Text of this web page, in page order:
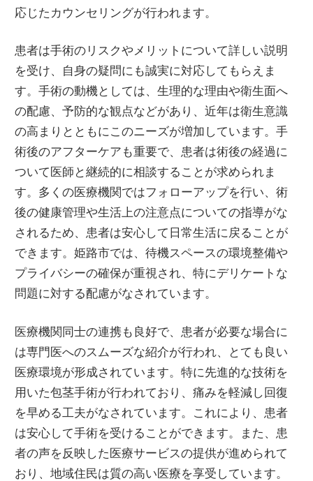
応じたカウンセリングが行われます。
患者は手術のリスクやメリットについて詳しい説明
を受け、自身の疑問にも誠実に対応してもらえま
す。手術の動機としては、生理的な理由や衛生面へ
の配慮、予防的な観点などがあり、近年は衛生意識
の高まりとともにこのニーズが増加しています。手
術後のアフターケアも重要で、患者は術後の経過に
ついて医師と継続的に相談することが求められま
す。多くの医療機関ではフォローアップを行い、術
後の健康管理や生活上の注意点についての指導がな
されるため、患者は安心して日常生活に戻ることが
できます。姫路市では、待機スペースの環境整備や
プライバシーの確保が重視され、特にデリケートな
問題に対する配慮がなされています。
医療機関同士の連携も良好で、患者が必要な場合に
は専門医へのスムーズな紹介が行われ、とても良い
医療環境が形成されています。特に先進的な技術を
用いた包茎手術が行われており、痛みを軽減し回復
を早める工夫がなされています。これにより、患者
は安心して手術を受けることができます。また、患
者の声を反映した医療サービスの提供が進められて
おり、地域住民は質の高い医療を享受しています。